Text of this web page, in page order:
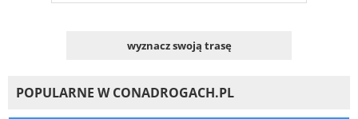
wyznacz swoją trasę
POPULARNE W CONADROGACH.PL